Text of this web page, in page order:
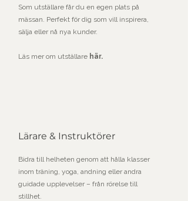
Som utställare får du en egen plats på
mässan. Perfekt för dig som vill inspirera,
sälja eller nå nya kunder.
Läs mer om utställare här.
Lärare & Instruktörer
Bidra till helheten genom att hålla klasser
inom träning, yoga, andning eller andra
guidade upplevelser – från rörelse till
stillhet.